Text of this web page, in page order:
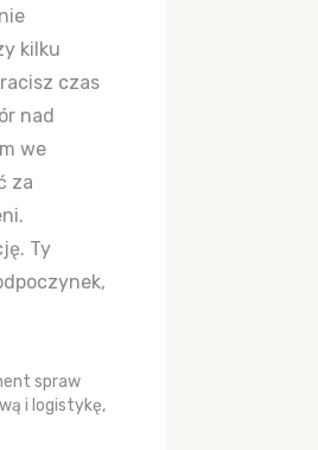
kilku
czas
nad
we
za
Ty
spraw
i logistykę,